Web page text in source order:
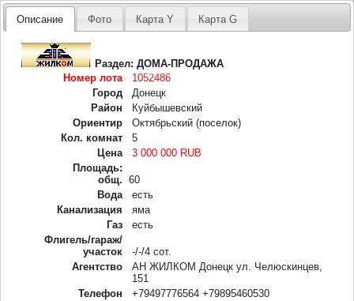
Описание Фото Карта Y Карта G
Раздел:ДОМА-ПРОДАЖА
Номер лота
1052486
Город
Донецк
Район
Куйбышевский
Ориентир
Октябрьский (поселок)
Кол. комнат
5
Цена
3 000 000 RUB
Площадь:
общ.
60
Вода
есть
Канализация
яма
Газ
есть
Флигель/гараж/
участок
-/-/4 сот.
Агентство
АН ЖИЛКОМ Донецк ул. Челюскинцев,
151
Телефон
+79497776564 +79895460530